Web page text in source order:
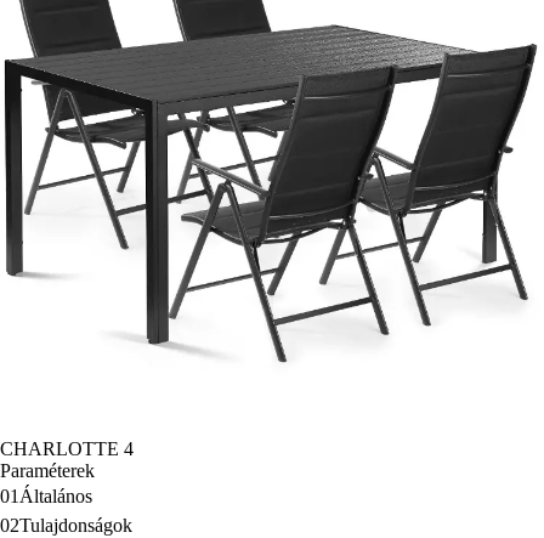
CHARLOTTE 4
Paraméterek
01 Általános
02Tulajdonságok